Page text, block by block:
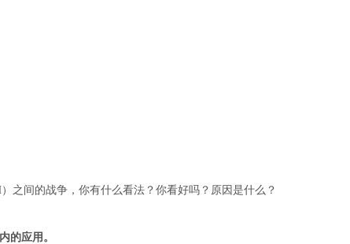
之间的战争，你有什么看法？你看好吗？原因是什么？
的应用。